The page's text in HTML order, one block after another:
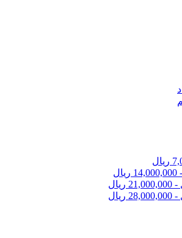
ریال
-
14,000,000 ریال
-
21,000,000 ریال
-
28,000,000 ریال